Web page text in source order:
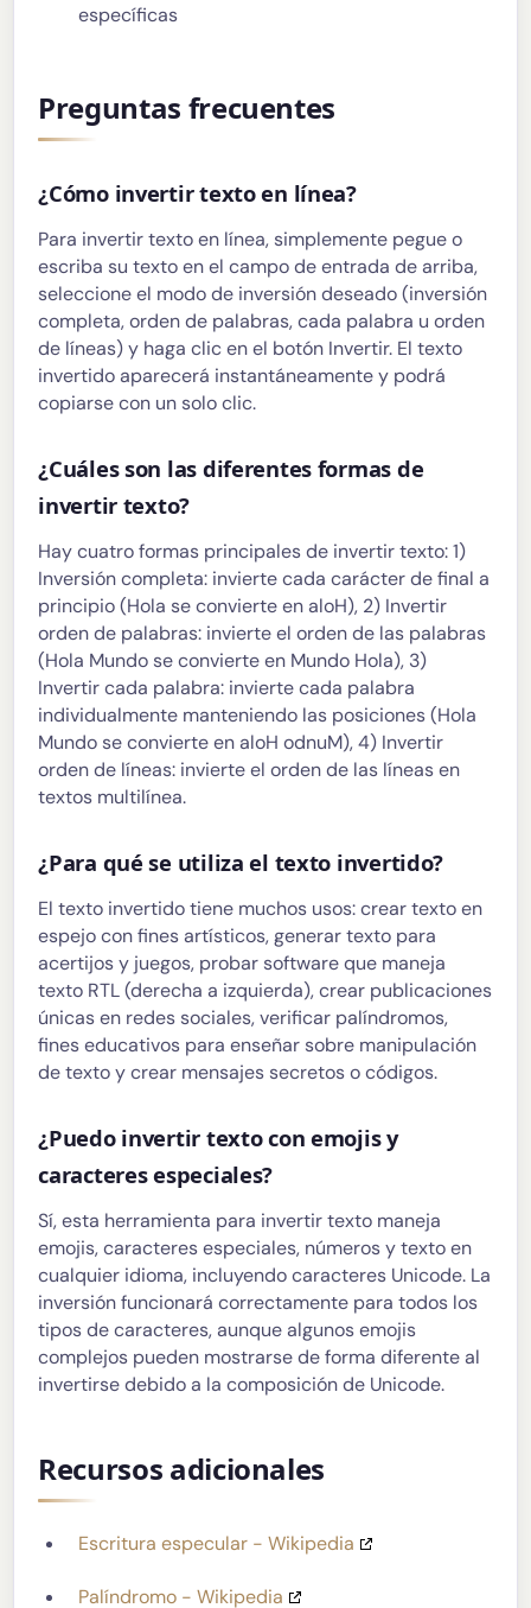
específicas
Preguntas frecuentes
¿Cómo invertir texto en línea?
Para invertir texto en línea, simplemente pegue o
escriba su texto en el campo de entrada de arriba,
seleccione el modo de inversión deseado (inversión
completa, orden de palabras, cada palabra u orden
de líneas) y haga clic en el botón Invertir. El texto
invertido aparecerá instantáneamente y podrá
copiarse con un solo clic.
¿Cuáles son las diferentes formas de
invertir texto?
Hay cuatro formas principales de invertir texto: 1)
Inversión completa: invierte cada carácter de final a
principio (Hola se convierte en aloH), 2) Invertir
orden de palabras: invierte el orden de las palabras
(Hola Mundo se convierte en Mundo Hola), 3)
Invertir cada palabra: invierte cada palabra
individualmente manteniendo las posiciones (Hola
Mundo se convierte en aloH odnuM), 4) Invertir
orden de líneas: invierte el orden de las líneas en
textos multilínea.
¿Para qué se utiliza el texto invertido?
El texto invertido tiene muchos usos: crear texto en
espejo con fines artísticos, generar texto para
acertijos y juegos, probar software que maneja
texto RTL (derecha a izquierda), crear publicaciones
únicas en redes sociales, verificar palíndromos,
fines educativos para enseñar sobre manipulación
de texto y crear mensajes secretos o códigos.
¿Puedo invertir texto con emojis y
caracteres especiales?
Sí, esta herramienta para invertir texto maneja
emojis, caracteres especiales, números y texto en
cualquier idioma, incluyendo caracteres Unicode. La
inversión funcionará correctamente para todos los
tipos de caracteres, aunque algunos emojis
complejos pueden mostrarse de forma diferente al
invertirse debido a la composición de Unicode.
Recursos adicionales
Escritura especular - Wikipedia
Palíndromo - Wikipedia